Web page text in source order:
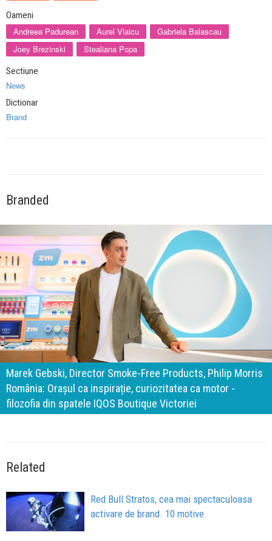
Oameni
Andreea Padurean Aurel Vlaicu
Gabriela Balascau
Joey Brezinski
Stealiana Popa
Sectiune
News
Dictionar
Brand
Branded
140 de ani de Mercedes-Benz. Ramona Pîrlog: Cel mai
important „test al timpului” este să inovăm constant, dar
cu aceeași responsabilitate față de oameni, siguranță și
calitate
Related
Red Bull Stratos, cea mai spectaculoasa
activare de brand. 10 motive.